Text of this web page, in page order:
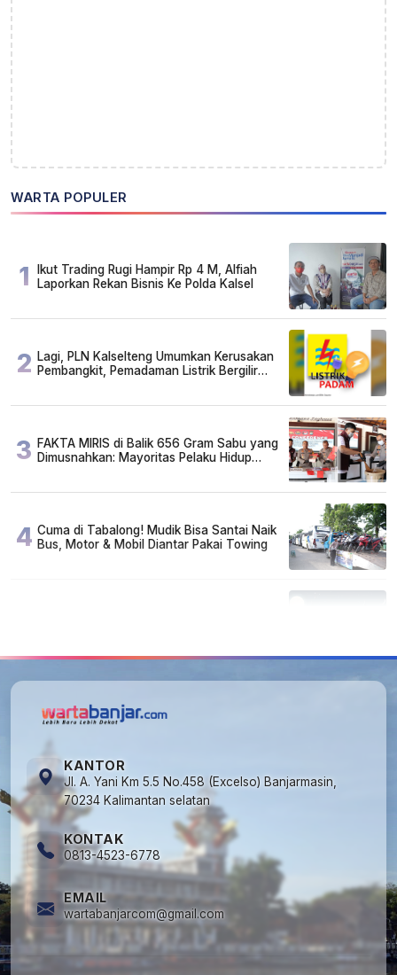
WARTA POPULER
1
Ikut Trading Rugi Hampir Rp 4 M, Alfiah
Laporkan Rekan Bisnis Ke Polda Kalsel
2 Lagi, PLN Kalselteng Umumkan Kerusakan
Pembangkit, Pemadaman Listrik Bergilir
3 FAKTA MIRIS di Balik 656 Gram Sabu yang
Dimusnahkan: Mayoritas Pelaku Hidup
4 Cuma di Tabalong! Mudik Bisa Santai Naik
Bus, Motor & Mobil Diantar Pakai Towing
KANTOR
Jl. A. Yani Km 5.5 No.458 (Excelso) Banjarmasin,
70234 Kalimantan selatan
KONTAK
0813-4523-6778
EMAIL
wartabanjarcom@gmail.com